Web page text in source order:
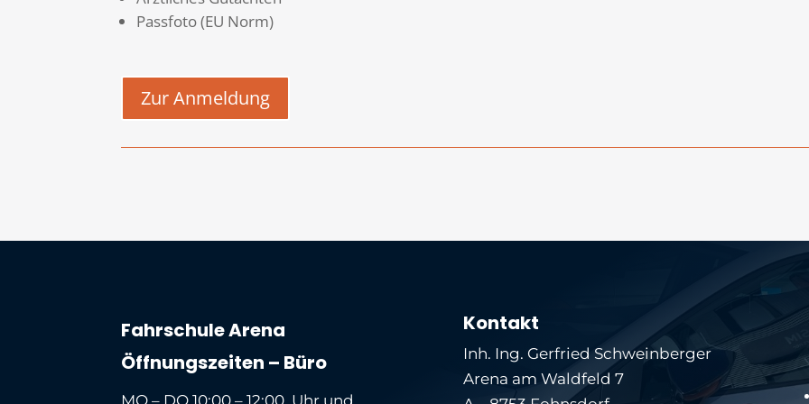
Passfoto (EU Norm)
Zur Anmeldung
Fahrschule Arena
Öffnungszeiten – Büro
MO – DO 10:00 – 12:00 Uhr und
Kontakt
Inh. Ing. Gerfried Schweinberger
Arena am Waldfeld 7